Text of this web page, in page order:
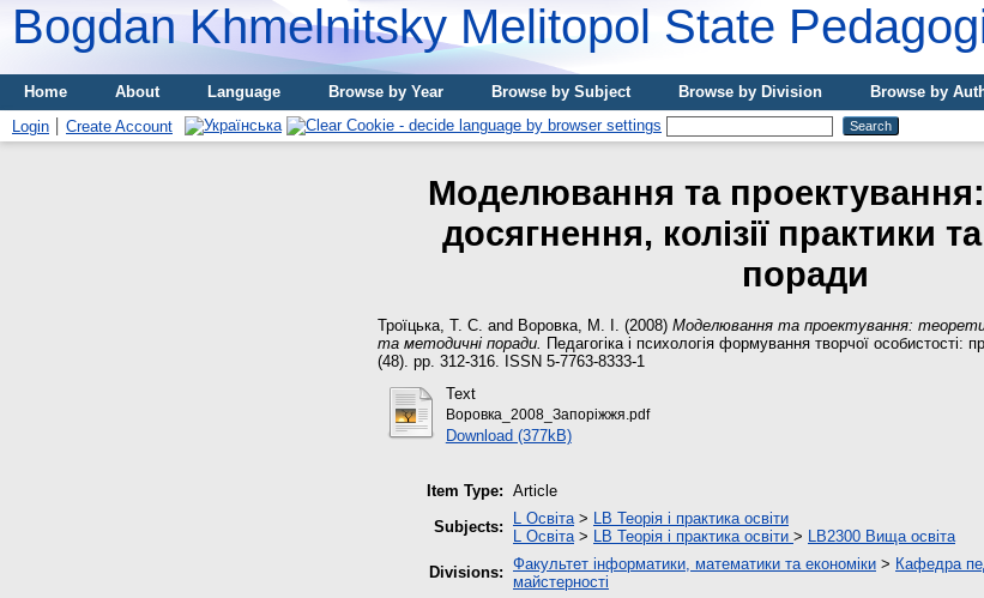
Bogdan Khmelnitsky Melitopol State
Home About Language Browse by Year Browse by Subject Browse by Division
Browse by
Login
Create Account
Моделювання та проектування:
досягнення, колізії практики
поради
Троїцька, Т. С. and Воровка, М. І. (2008) Моделювання та проектування:
та методичні поради. Педагогіка і психологія формування творчої особистості:
(48). pp. 312-316. ISSN 5-7763-8333-1
Text
Воровка_2008_Запоріжжя.pdf
Download (377kB)
Item Type: Article
Subjects:
L Освіта >
LB Теорія і практика освіти
L Освіта > LB Теорія і практика освіти >
LB2300 Вища освіта
Divisions: Факультет інформатики, математики та економіки > Кафедра
майстерності